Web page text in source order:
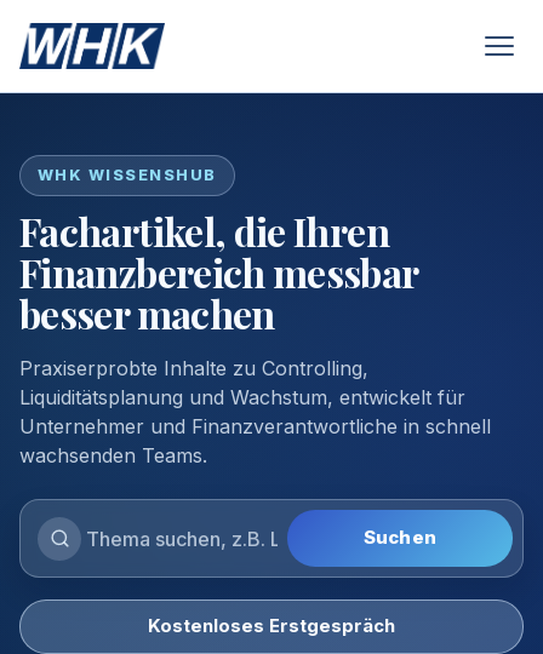
WHK WISSENSHUB
Fachartikel, die Ihren
Finanzbereich messbar
besser machen
Praxiserprobte Inhalte zu Controlling,
Liquiditätsplanung und Wachstum, entwickelt für
Unternehmer und Finanzverantwortliche in schnell
wachsenden Teams.
Blog
durchsuchen
Suchen
Kostenloses Erstgespräch